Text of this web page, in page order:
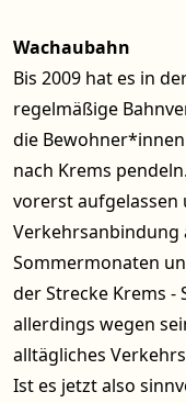
Wachaubahn
Bis 2009 hat es in
regelmäßige
die
nach Krems
vorerst
Verkehrsanbindung
Sommermonaten
der Strecke Krems -
allerdings wegen
alltägliches
Ist es jetzt also